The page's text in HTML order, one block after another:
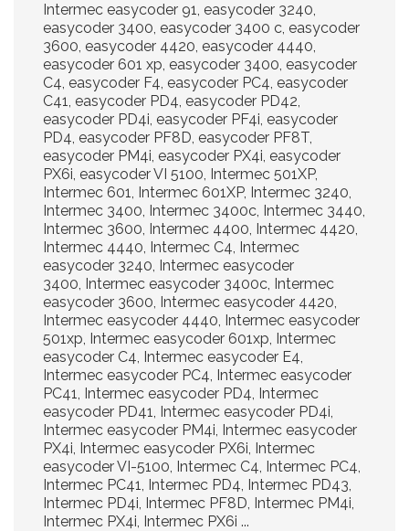
Intermec easycoder 91, easycoder 3240,
easycoder 3400, easycoder 3400 c, easycoder
3600, easycoder 4420, easycoder 4440,
easycoder 601 xp, easycoder 3400, easycoder
C4, easycoder F4, easycoder PC4, easycoder
C41, easycoder PD4, easycoder PD42,
easycoder PD4i, easycoder PF4i, easycoder
PD4, easycoder PF8D, easycoder PF8T,
easycoder PM4i, easycoder PX4i, easycoder
PX6i, easycoder VI 5100, Intermec 501XP,
Intermec 601, Intermec 601XP, Intermec 3240,
Intermec 3400, Intermec 3400c, Intermec 3440,
Intermec 3600, Intermec 4400, Intermec 4420,
Intermec 4440, Intermec C4, Intermec
easycoder 3240, Intermec easycoder
3400, Intermec easycoder 3400c, Intermec
easycoder 3600, Intermec easycoder 4420,
Intermec easycoder 4440, Intermec easycoder
501xp, Intermec easycoder 601xp, Intermec
easycoder C4, Intermec easycoder E4,
Intermec easycoder PC4, Intermec easycoder
PC41, Intermec easycoder PD4, Intermec
easycoder PD41, Intermec easycoder PD4i,
Intermec easycoder PM4i, Intermec easycoder
PX4i, Intermec easycoder PX6i, Intermec
easycoder VI-5100, Intermec C4, Intermec PC4,
Intermec PC41, Intermec PD4, Intermec PD43,
Intermec PD4i, Intermec PF8D, Intermec PM4i,
Intermec PX4i, Intermec PX6i ...